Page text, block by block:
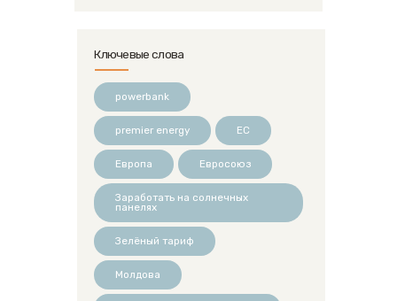
Ключевые слова
powerbank
premier energy ЕС
Европа Евросоюз
Заработать на солнечных
панелях
Зелёный тариф
Молдова